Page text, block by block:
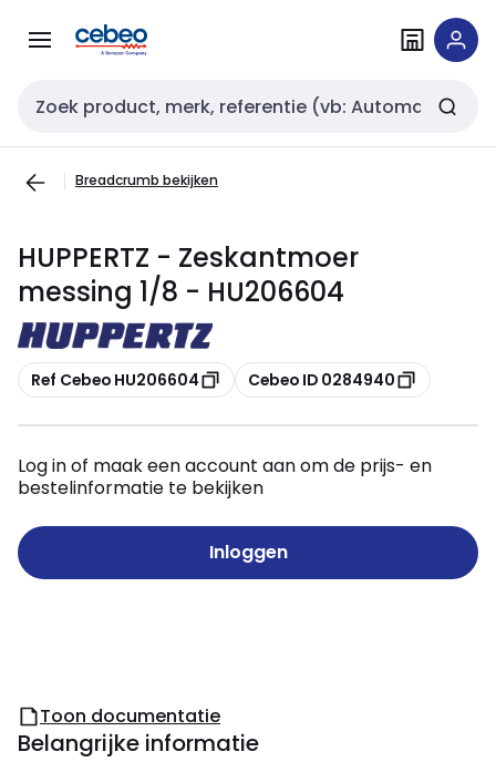
naar
naar
Zoekveld invoer
Breadcrumb bekijken
HUPPERTZ - Zeskantmoer
messing 1/8 - HU206604
Kopiëren
Ref Cebeo HU206604 Kopiëren
Cebeo ID 0284940
Log in of maak een account aan om de prijs- en
bestelinformatie te bekijken
Inloggen
Toon documentatie
Belangrijke informatie